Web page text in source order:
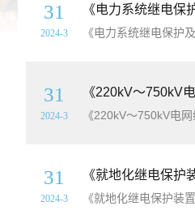
31
2024-3
《电力系统继电保护及安全自动装
31
2024-3
《220kV～750kV电网继
31
2024-3
《就地化继电保护装置运
《就地化继电保护装